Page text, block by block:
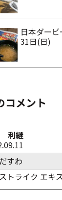
日本ダー
31日(日)
コメント
利継
すわ
トライク エキ